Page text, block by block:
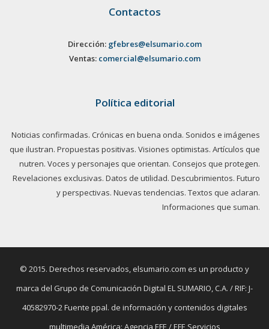
Contactos
Dirección: gfebres@elsumario.com
Ventas: comercial@elsumario.com
Política editorial
Noticias confirmadas. Crónicas en buena onda. Sonidos e imágenes
que ilustran. Propuestas positivas. Visiones optimistas. Artículos que
nutren. Voces y personajes que orientan. Consejos que protegen.
Revelaciones exclusivas. Datos de utilidad. Descubrimientos. Futuro
y perspectivas. Nuevas tendencias. Textos que aclaran.
Informaciones que suman.
© 2015. Derechos reservados, elsumario.com es un producto y
marca del Grupo de Comunicación Digital EL SUMARIO, C.A. / RIF: J-
40582970-2 Fuente ppal. de información y contenidos digitales